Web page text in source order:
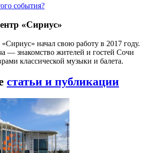
события?
«Сириус»
начал свою работу в 2017 году.
— знакомство жителей и гостей Сочи
классической музыки и балета.
статьи и публикации